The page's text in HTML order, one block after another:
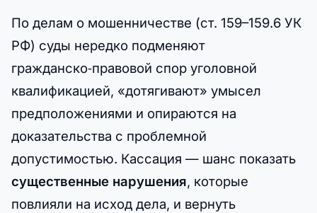
По делам о мошенничестве (ст. 159–159.6 УК
РФ) суды нередко подменяют
гражданско‑правовой спор уголовной
квалификацией, «дотягивают» умысел
предположениями и опираются на
доказательства с проблемной
допустимостью. Кассация — шанс показать
существенные нарушения, которые
повлияли на исход дела, и вернуть